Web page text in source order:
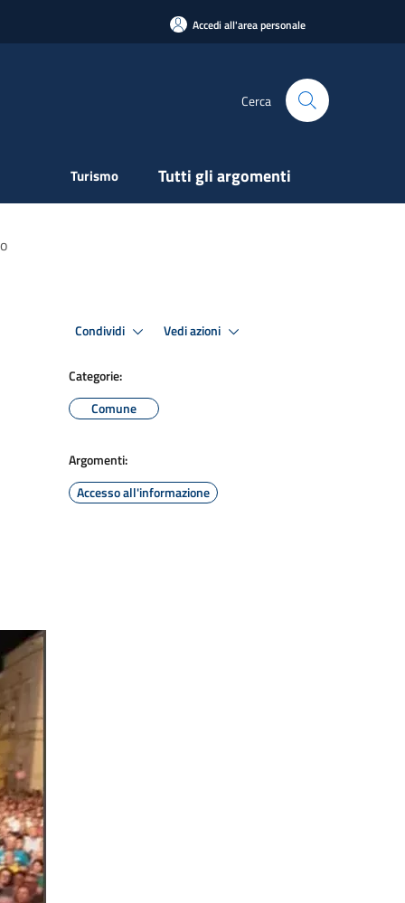
Accedi all'area personale
Cerca
Turismo Tutti gli argomenti
Condividi Vedi azioni
Categorie:
Comune
Argomenti:
Accesso all'informazione